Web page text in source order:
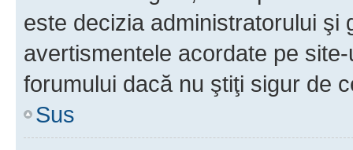
este decizia administratorului şi
avertismentele acordate pe
forumului dacă nu ştiţi sigur de
Sus